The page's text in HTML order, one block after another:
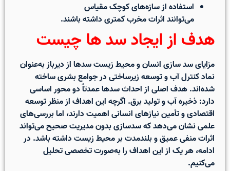
استفاده از سازه‌های کوچک مقیاس
می‌توانند اثرات مخرب کمتری داشته باشند.
هدف از ایجاد سد ها چیست
مزایای سد سازی انسان و محیط زیستسدها از دیرباز به‌عنوان
نماد کنترل آب و توسعه زیرساختی در جوامع بشری ساخته
شده‌اند. هدف اصلی از احداث سدها عمدتاً دو محور اساسی
دارد: ذخیره آب و تولید برق. اگرچه این اهداف از منظر توسعه
اقتصادی و تأمین نیازهای انسانی اهمیت دارند، اما بررسی‌های
علمی نشان می‌دهد که سدسازی بدون مدیریت صحیح می‌تواند
اثرات منفی عمیق و بلندمدت بر محیط زیست داشته باشد. در
ادامه، هر یک از این اهداف را به‌صورت تخصصی تحلیل
می‌کنیم.